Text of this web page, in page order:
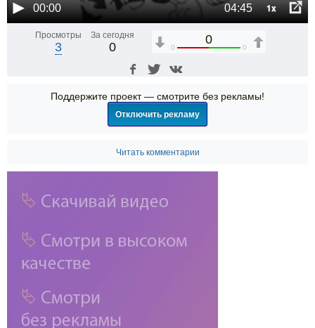
00:00 04:45 1x
Просмотры
3
За сегодня
0
0
0 0
Поддержите проект — смотрите без рекламы!
Отключить рекламу
Читать комментарии